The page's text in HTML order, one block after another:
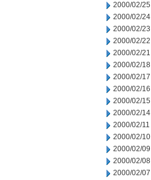
2000/02/25
2000/02/24
2000/02/23
2000/02/22
2000/02/21
2000/02/18
2000/02/17
2000/02/16
2000/02/15
2000/02/14
2000/02/11
2000/02/10
2000/02/09
2000/02/08
2000/02/07